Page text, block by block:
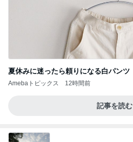
夏休みに迷ったら頼りになる白パンツ
Amebaトピックス 12時間前
記事を読む